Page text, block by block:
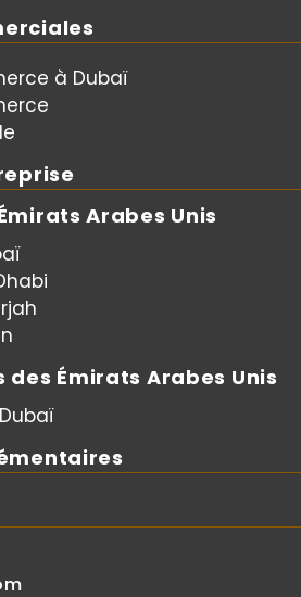
à Dubaï
Arabes Unis
des Émirats Arabes Unis